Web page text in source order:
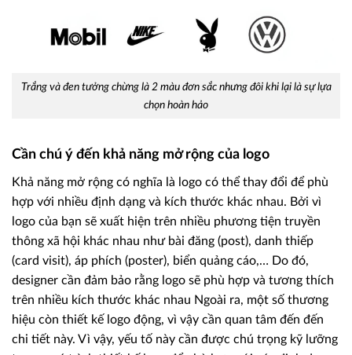
Trắng và đen tưởng chừng là 2 màu đơn sắc nhưng đôi khi lại là sự lựa
chọn hoàn hảo
Cần chú ý đến khả năng mở rộng của logo
Khả năng mở rộng có nghĩa là logo có thể thay đổi để phù
hợp với nhiều định dạng và kích thước khác nhau. Bởi vì
logo của bạn sẽ xuất hiện trên nhiều phương tiện truyền
thông xã hội khác nhau như bài đăng (post), danh thiếp
(card visit), áp phích (poster), biển quảng cáo,… Do đó,
designer cần đảm bảo rằng logo sẽ phù hợp và tương thích
trên nhiều kích thước khác nhau Ngoài ra, một số thương
hiệu còn thiết kế logo động, vì vậy cần quan tâm đến đến
chi tiết này. Vì vậy, yếu tố này cần được chú trọng kỹ lưỡng